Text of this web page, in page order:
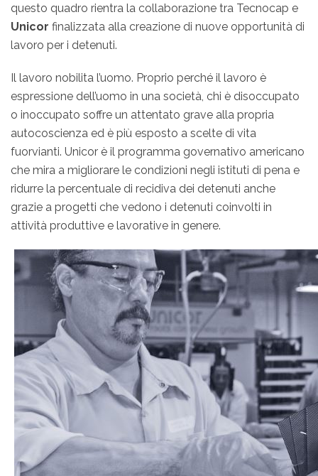
questo quadro rientra la collaborazione tra Tecnocap e
Unicor finalizzata alla creazione di nuove opportunità di
lavoro per i detenuti.
Il lavoro nobilita l’uomo. Proprio perché il lavoro è
espressione dell’uomo in una società, chi è disoccupato
o inoccupato soffre un attentato grave alla propria
autocoscienza ed è più esposto a scelte di vita
fuorvianti. Unicor è il programma governativo americano
che mira a migliorare le condizioni negli istituti di pena e
ridurre la percentuale di recidiva dei detenuti anche
grazie a progetti che vedono i detenuti coinvolti in
attività produttive e lavorative in genere.